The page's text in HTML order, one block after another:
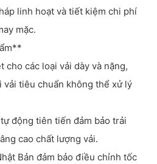
linh hoạt và tiết kiệm chi phí
mặc.
các loại vải dày và nặng,
vải tiêu chuẩn không thể xử lý
động tiên tiến đảm bảo trải
cao chất lượng vải.
Bản đảm bảo điều chỉnh tốc